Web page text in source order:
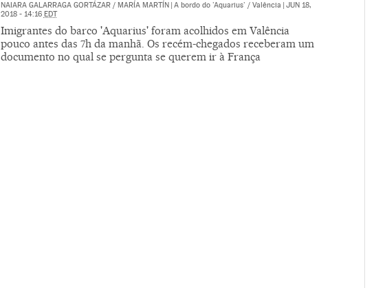
NAIARA GALARRAGA GORTÁZAR/ MARÍA MARTÍN | A bordo do 'Aquarius' / Valência | JUN 18,
2018 - 14:16 EDT
Imigrantes do barco 'Aquarius' foram acolhidos em Valência
pouco antes das 7h da manhã. Os recém-chegados receberam um
documento no qual se pergunta se querem ir à França